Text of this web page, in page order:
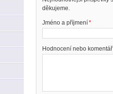
děkujeme.
Jméno a příjmení*
Hodnocení nebo komentář